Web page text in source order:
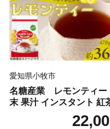
愛知県小牧市
名糖産業 レモンティ
末 果汁 インスタント 紅
タミンC 袋 ロングセラー
末飲料 粉末茶 簡単 手軽